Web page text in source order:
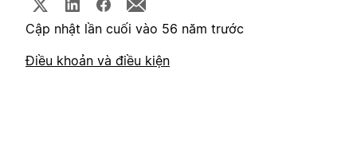
Cập nhật lần cuối vào 56 năm trước
Điều khoản và điều kiện